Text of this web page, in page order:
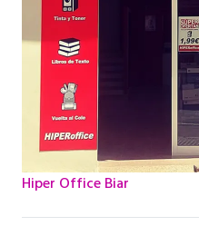
Hiper Office Biar